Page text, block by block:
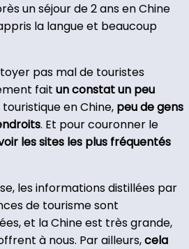
un séjour de 2 ans en Chine
la langue et beaucoup
pas mal de touristes
fait un constat un peu
touristique en Chine, peu de gens
. Et pour couronner le
les sites les plus fréquentés
les informations distillées par
de tourisme sont
et la Chine est très grande,
à nous. Par ailleurs,cela